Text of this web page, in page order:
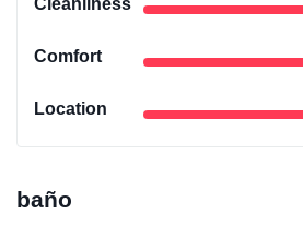
Comfort
Location
baño